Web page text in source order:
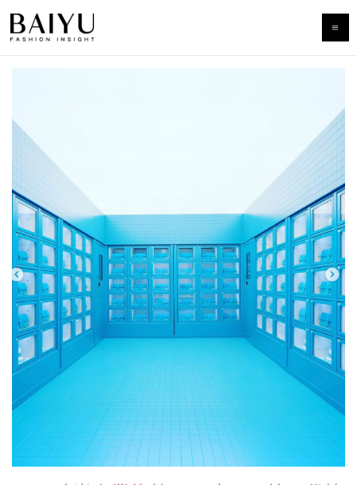
跳
至
內